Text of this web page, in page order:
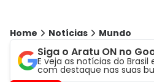
Home Notícias Mundo
Siga o Aratu ON no
E veja as notícias do Brasil
com destaque nas suas